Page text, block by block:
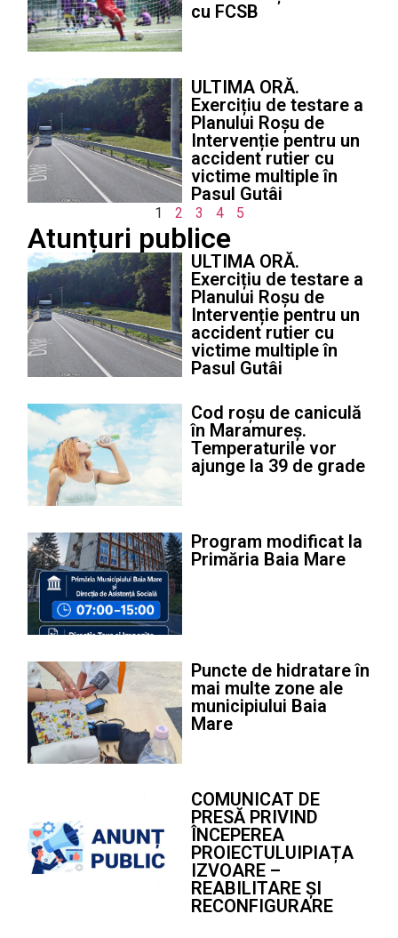
cu FCSB
ULTIMA ORĂ.
Exercițiu de testare a
Planului Roșu de
Intervenție pentru un
accident rutier cu
victime multiple în
Pasul Gutâi
1 2 3 4 5
Atunțuri publice
ULTIMA ORĂ.
Exercițiu de testare a
Planului Roșu de
Intervenție pentru un
accident rutier cu
victime multiple în
Pasul Gutâi
Cod roșu de caniculă
în Maramureș.
Temperaturile vor
ajunge la 39 de grade
Program modificat la
Primăria Baia Mare
Puncte de hidratare în
mai multe zone ale
municipiului Baia
Mare
COMUNICAT DE
PRESĂ PRIVIND
ÎNCEPEREA
PROIECTULUIPIAȚA
IZVOARE –
REABILITARE ȘI
RECONFIGURARE